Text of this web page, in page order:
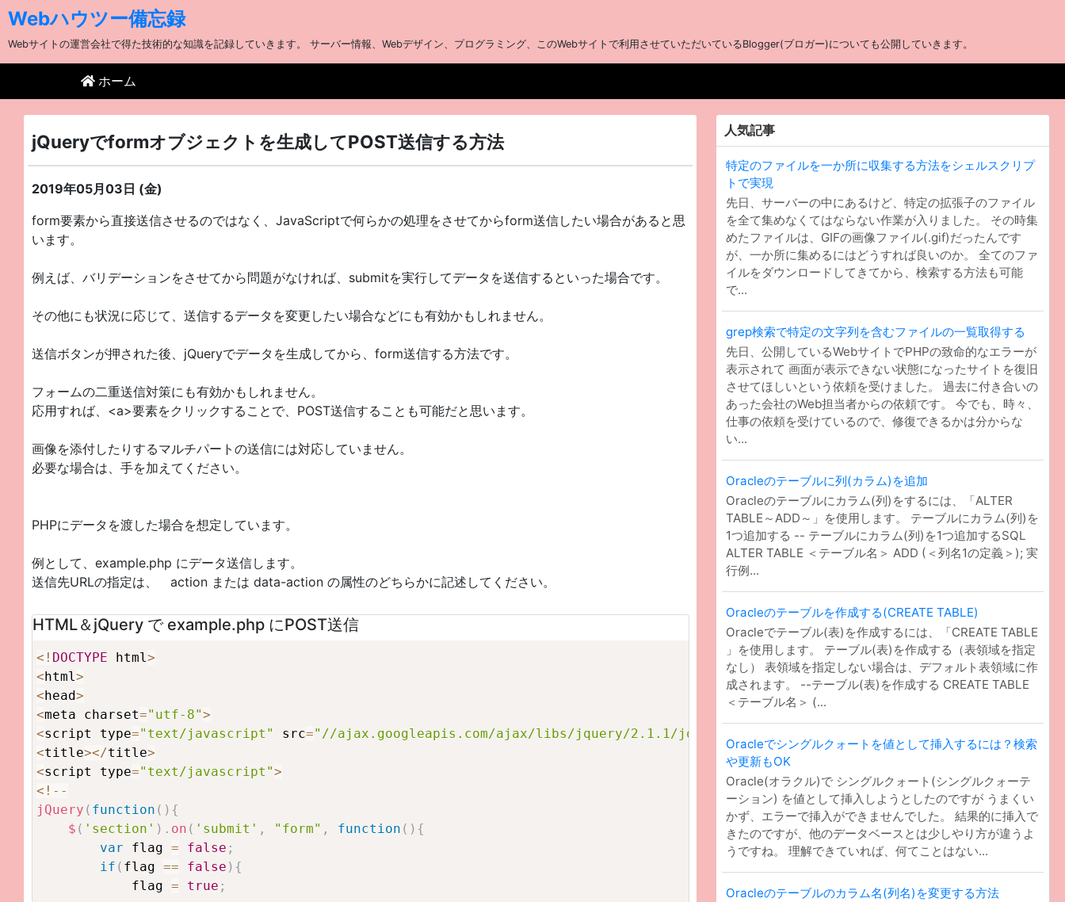
Webハウツー備忘録
Webサイトの運営会社で得た技術的な知識を記録していきます。 サーバー情報、Webデザイン、プログラミング、このWebサイトで利用させていただいているBlogger(ブロガー)についても公開していきます。
ホーム
jQueryでformオブジェクトを生成してPOST送信する方法
2019年05月03日 (金)
form要素から直接送信させるのではなく、JavaScriptで何らかの処理をさせてからform送信したい場合があると思
います。
例えば、バリデーションをさせてから問題がなければ、submitを実行してデータを送信するといった場合です。
その他にも状況に応じて、送信するデータを変更したい場合などにも有効かもしれません。
送信ボタンが押された後、jQueryでデータを生成してから、form送信する方法です。
フォームの二重送信対策にも有効かもしれません。
応用すれば、<a>要素をクリックすることで、POST送信することも可能だと思います。
画像を添付したりするマルチパートの送信には対応していません。
必要な場合は、手を加えてください。
PHPにデータを渡した場合を想定しています。
例として、example.php にデータ送信します。
送信先URLの指定は、 action または data-action の属性のどちらかに記述してください。
HTML＆jQuery で example.php にPOST送信
< ! DOCTYPE html>
<html>
<head>
<meta charset="utf-8">
<script type="text/javascript" src="//ajax.googleapis.com/ajax/libs/jquery/2.1.1/jquery.min.js"
<title></title>
<script type="text/javascript">
< ! --
jQuery ( function ( ) {
$ ( 'section' ) . on ( 'submit' , "form" , function ( ) {
var flag = false ;
if ( flag == false ) {
            flag
= true ;
人気記事
特定のファイルを一か所に収集する方法をシェルスクリプ
トで実現
先日、サーバーの中にあるけど、特定の拡張子のファイル
を全て集めなくてはならない作業が入りました。 その時集
めたファイルは、GIFの画像ファイル(.gif)だったんです
が、一か所に集めるにはどうすれば良いのか。 全てのファ
イルをダウンロードしてきてから、検索する方法も可能
で...
grep検索で特定の文字列を含むファイルの一覧取得する
先日、公開しているWebサイトでPHPの致命的なエラーが
表示されて 画面が表示できない状態になったサイトを復旧
させてほしいという依頼を受けました。 過去に付き合いの
あった会社のWeb担当者からの依頼です。 今でも、時々、
仕事の依頼を受けているので、修復できるかは分からな
い...
Oracleのテーブルに列(カラム)を追加
Oracleのテーブルにカラム(列)をするには、「ALTER
TABLE～ADD～」を使用します。 テーブルにカラム(列)を
1つ追加する -- テーブルにカラム(列)を1つ追加するSQL
ALTER TABLE ＜テーブル名＞ ADD (＜列名1の定義＞); 実
行例...
Oracleのテーブルを作成する(CREATE TABLE)
Oracleでテーブル(表)を作成するには、「CREATE TABLE
」を使用します。 テーブル(表)を作成する（表領域を指定
なし） 表領域を指定しない場合は、デフォルト表領域に作
成されます。 --テーブル(表)を作成する CREATE TABLE
＜テーブル名＞ (...
Oracleでシングルクォートを値として挿入するには？検索
や更新もOK
Oracle(オラクル)で シングルクォート(シングルクォーテ
ーション) を値として挿入しようとしたのですが うまくい
かず、エラーで挿入ができませんでした。 結果的に挿入で
きたのですが、他のデータベースとは少しやり方が違うよ
うですね。 理解できていれば、何てことはない...
Oracleのテーブルのカラム名(列名)を変更する方法